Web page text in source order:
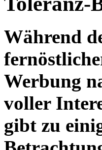
Während
Werbung
voller
gibt zu